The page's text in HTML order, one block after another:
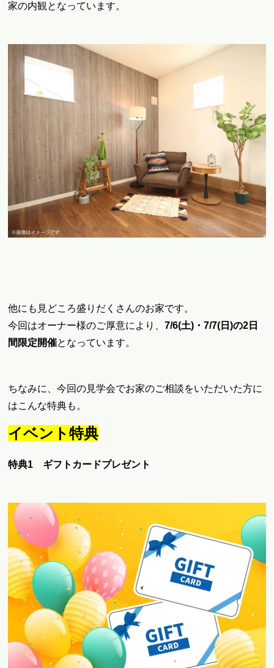
家の内観となっています。
他にも見どころ盛りだくさんのお家です。
今回はオーナー様のご厚意により、7/6(土)・7/7(日)の2日
間限定開催となっています。
ちなみに、今回の見学会でお家のご相談をいただいた方に
はこんな特典も。
イベント特典
特典1 ギフトカードプレゼント